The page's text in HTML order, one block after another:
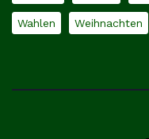
Wahlen Weihnachten